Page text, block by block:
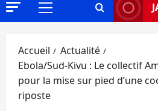
Menu
Accueil
Actualité
Ebola/Sud-Kivu : Le collectif
pour la mise sur pied d’une
riposte